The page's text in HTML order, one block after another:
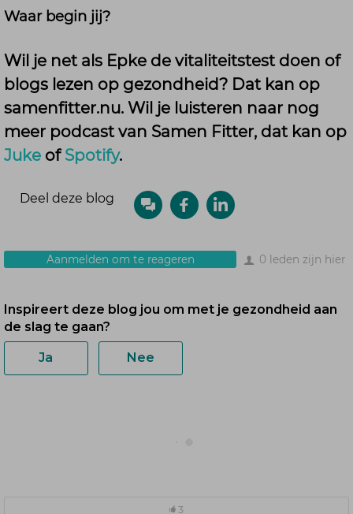
Waar begin jij?
Wil je net als Epke de vitaliteitstest doen of
blogs lezen op gezondheid? Dat kan op
samenfitter.nu. Wil je luisteren naar nog
meer podcast van Samen Fitter, dat kan op
Juke ofSpotify.
Deel deze blog
0 leden zijn hier
Aanmelden om te reageren
3